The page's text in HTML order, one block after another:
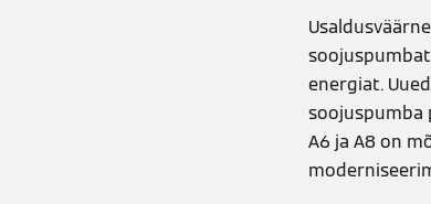
energiat.
soojuspumba
A6 ja A8 on